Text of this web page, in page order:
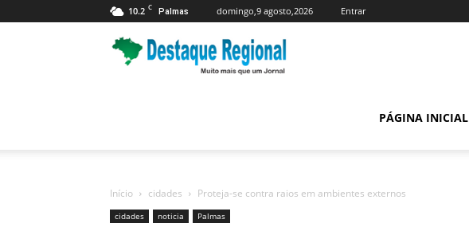
10.2 C Palmas domingo,9 agosto,2026 Entrar
PÁGINA INICIAL
Início cidades Proteja-se contra raios em ambientes externos
cidades noticia Palmas